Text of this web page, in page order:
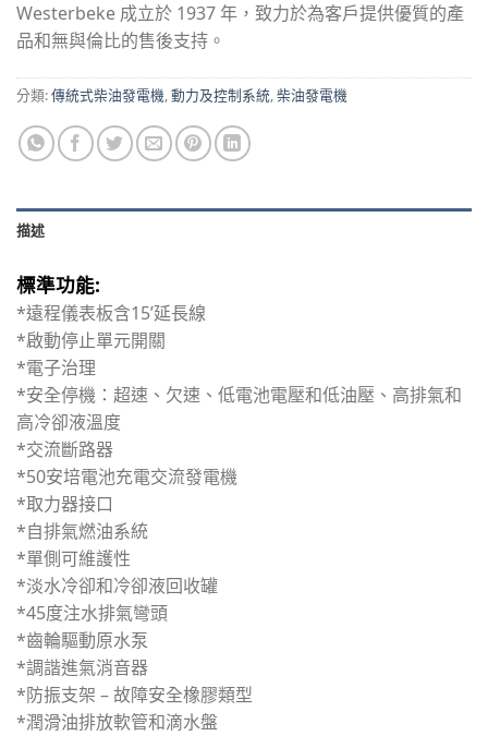
Westerbeke 成立於 1937 年，致力於為客戶提供優質的產
品和無與倫比的售後支持。
分類:傳統式柴油發電機,動力及控制系統,柴油發電機
描述
標準功能:
*遠程儀表板含15’延長線
*啟動停止單元開關
*電子治理
*安全停機：超速、欠速、低電池電壓和低油壓、高排氣和
高冷卻液溫度
*交流斷路器
*50安培電池充電交流發電機
*取力器接口
*自排氣燃油系統
*單側可維護性
*淡水冷卻和冷卻液回收罐
*45度注水排氣彎頭
*齒輪驅動原水泵
*調諧進氣消音器
*防振支架 – 故障安全橡膠類型
*潤滑油排放軟管和滴水盤